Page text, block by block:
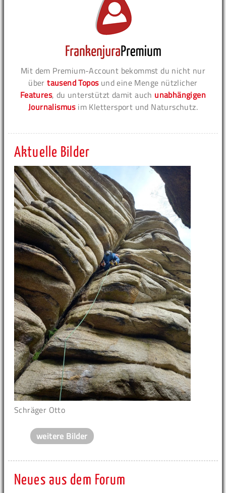
Mit dem Premium-Account bekommst du nicht nur
übertausend Toposund eine Menge nützlicher
Features, du unterstützt damit auch unabhängigen
Journalismusim Klettersport und Naturschutz.
Aktuelle Bilder
Schräger Otto
weitere Bilder
Neues aus dem Forum